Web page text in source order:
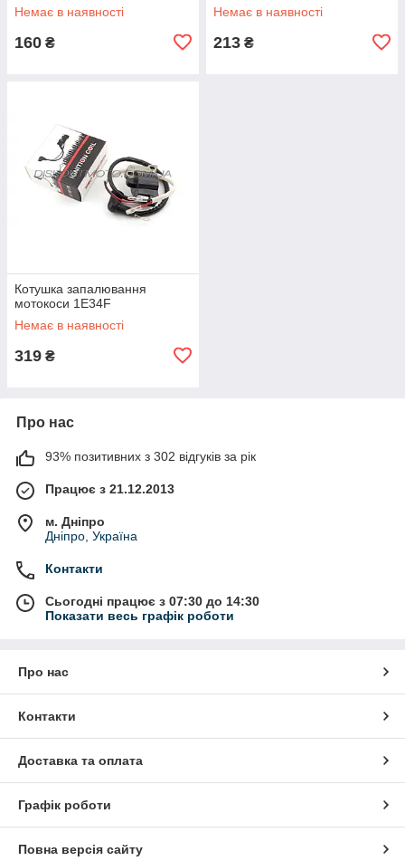
Немає в наявності
160 ₴
Немає в наявності
213 ₴
Котушка запалювання
мотокоси 1E34F
Немає в наявності
319 ₴
Про нас
93% позитивних з 302 відгуків за рік
Працює з 21.12.2013
м. Дніпро
Дніпро, Україна
Контакти
Сьогодні працює з 07:30 до 14:30
Показати весь графік роботи
Про нас
Контакти
Доставка та оплата
Графік роботи
Повна версія сайту